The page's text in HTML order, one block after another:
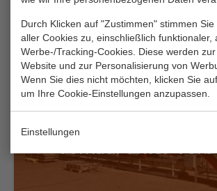
Durch Klicken auf "Zustimmen" stimmen
aller Cookies zu, einschließlich funktionaler,
Werbe-/Tracking-Cookies. Diese werden
Website und zur Personalisierung von
Wenn Sie dies nicht möchten, klicken Sie
um Ihre Cookie-Einstellungen anzupassen.
Einstellungen
Dry bin filler Kistenfüller
Verkauf unter